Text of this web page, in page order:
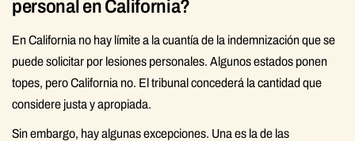
personal en California?
En California no hay límite a la cuantía de la indemnización que se
puede solicitar por lesiones personales. Algunos estados ponen
topes, pero California no. El tribunal concederá la cantidad que
considere justa y apropiada.
Sin embargo, hay algunas excepciones. Una es la de las